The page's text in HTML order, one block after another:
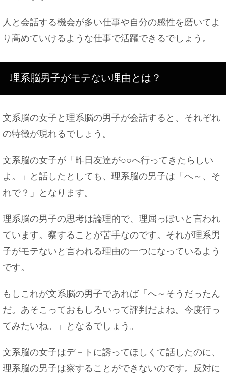
人と会話する機会が多い仕事や自分の感性を磨いてよ
り高めていけるような仕事で活躍できるでしょう。
理系脳男子がモテない理由とは？
文系脳の女子と理系脳の男子が会話すると、それぞれ
の特徴が現れるでしょう。
文系脳の女子が「昨日友達が○○へ行ってきたらしい
よ。」と話したとしても、理系脳の男子は「へ～、そ
れで？」となります。
理系脳の男子の思考は論理的で、理屈っぽいと言われ
ています。察することが苦手なのです。それが理系男
子がモテないと言われる理由の一つになっているよう
です。
もしこれが文系脳の男子であれば「へ～そうだったん
だ。あそこっておもしろいって評判だよね。今度行っ
てみたいね。」となるでしょう。
文系脳の女子はデ－トに誘ってほしくて話したのに、
理系脳の男子は察することができないのです。反対に